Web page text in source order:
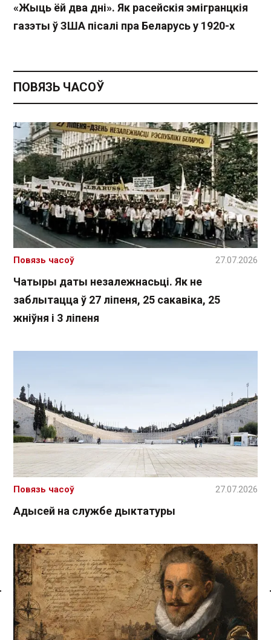
Спасылка без VPN
«Жыць ёй два дні». Як расейскія эмігранцкія
газэты ў ЗША пісалі пра Беларусь у 1920-х
ПОВЯЗЬ ЧАСОЎ
Чатыры даты незалежнасьці. Як не
заблытацца ў 27 ліпеня, 25 сакавіка, 25
жніўня і 3 ліпеня
Повязь часоў 27.07.2026
Адысей на службе дыктатуры
Повязь часоў 27.07.2026